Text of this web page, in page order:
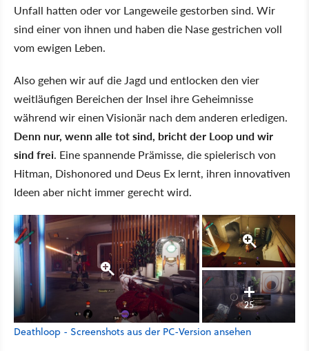
Unfall hatten oder vor Langeweile gestorben sind. Wir
sind einer von ihnen und haben die Nase gestrichen voll
vom ewigen Leben.
Also gehen wir auf die Jagd und entlocken den vier
weitläufigen Bereichen der Insel ihre Geheimnisse
während wir einen Visionär nach dem anderen erledigen.
Denn nur, wenn alle tot sind, bricht der Loop und wir
sind frei. Eine spannende Prämisse, die spielerisch von
Hitman, Dishonored und Deus Ex lernt, ihren innovativen
Ideen aber nicht immer gerecht wird.
25
Deathloop - Screenshots aus der PC-Version ansehen